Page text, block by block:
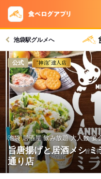
池袋駅グルメへ
公式
池袋 居酒屋 飲み放題 大人数 宴
旨唐揚げと居酒メシ
通り店
コース
戻る
クーポン